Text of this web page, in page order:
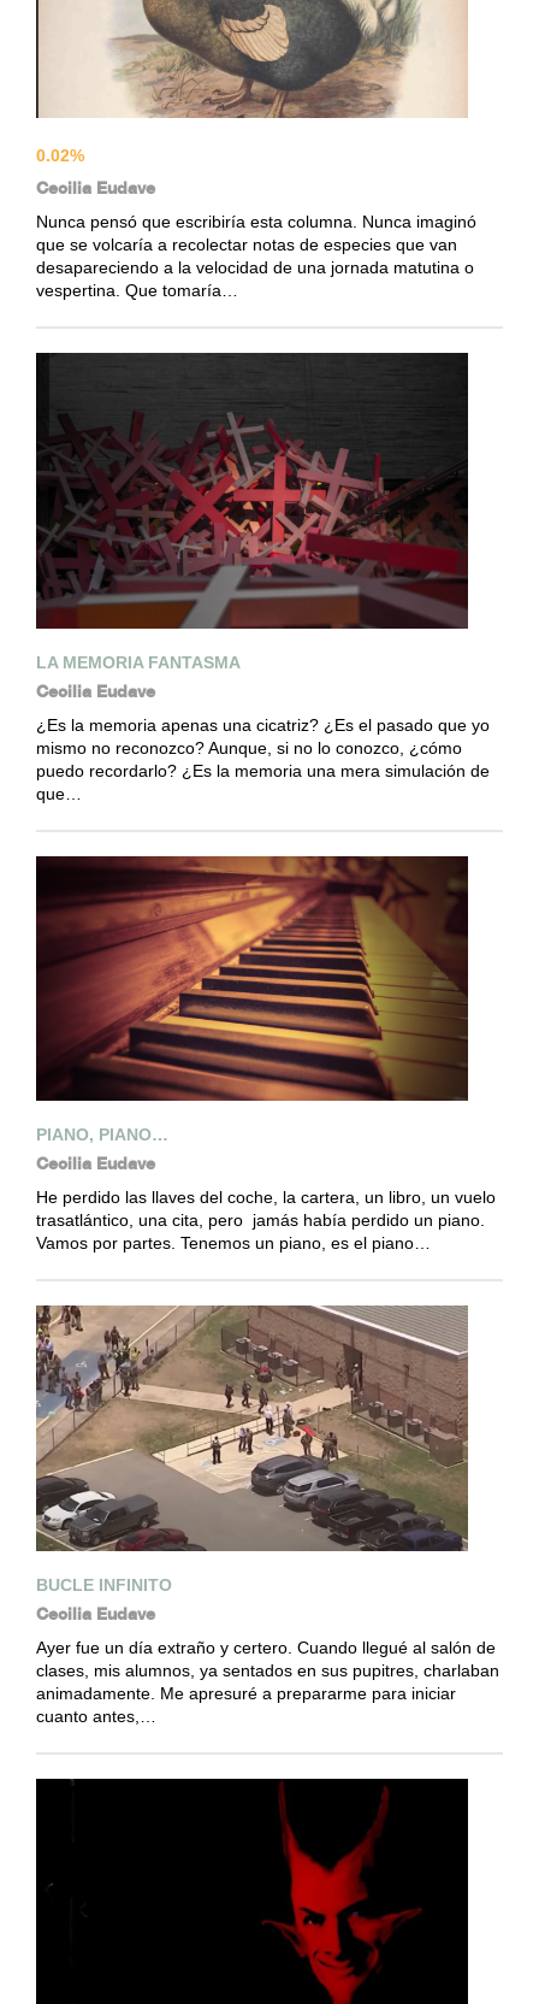
0.02%
Cecilia Eudave
Nunca pensó que escribiría esta columna. Nunca imaginó
que se volcaría a recolectar notas de especies que van
desapareciendo a la velocidad de una jornada matutina o
vespertina. Que tomaría…
LA MEMORIA FANTASMA
Cecilia Eudave
¿Es la memoria apenas una cicatriz? ¿Es el pasado que yo
mismo no reconozco? Aunque, si no lo conozco, ¿cómo
puedo recordarlo? ¿Es la memoria una mera simulación de
que…
PIANO, PIANO…
Cecilia Eudave
He perdido las llaves del coche, la cartera, un libro, un vuelo
trasatlántico, una cita, pero jamás había perdido un piano.
Vamos por partes. Tenemos un piano, es el piano…
BUCLE INFINITO
Cecilia Eudave
Ayer fue un día extraño y certero. Cuando llegué al salón de
clases, mis alumnos, ya sentados en sus pupitres, charlaban
animadamente. Me apresuré a prepararme para iniciar
cuanto antes,…